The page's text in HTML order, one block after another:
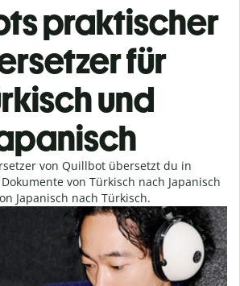
praktischer
für
und
von Quillbot übersetzt du in
von Türkisch nach Japanisch
Japanisch nach Türkisch.